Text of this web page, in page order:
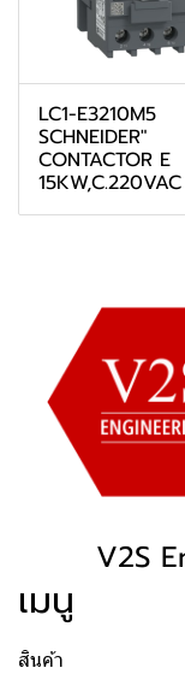
LC1-E3210M5
SCHNEIDER"
CONTACTOR E
15KW,C.220VAC
V2S
เมนู
สินค้า